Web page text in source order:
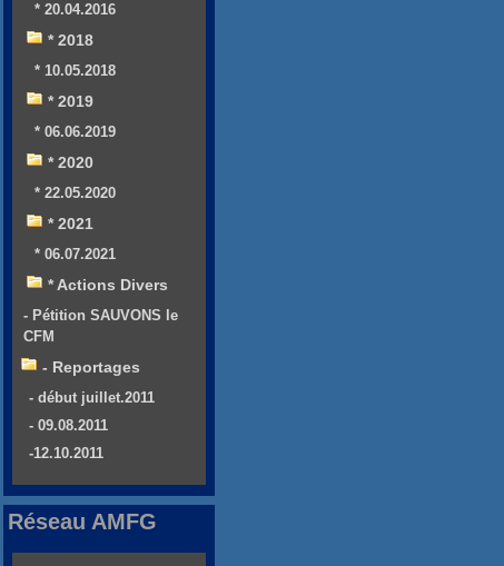
* 20.04.2016
* 2018
* 10.05.2018
* 2019
* 06.06.2019
* 2020
* 22.05.2020
* 2021
* 06.07.2021
* Actions Divers
- Pétition SAUVONS le
CFM
- Reportages
- début juillet.2011
- 09.08.2011
-12.10.2011
Réseau AMFG